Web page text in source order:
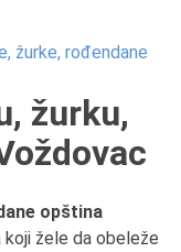
žurke, rođendane
žurku,
opština
koji žele da obeleže